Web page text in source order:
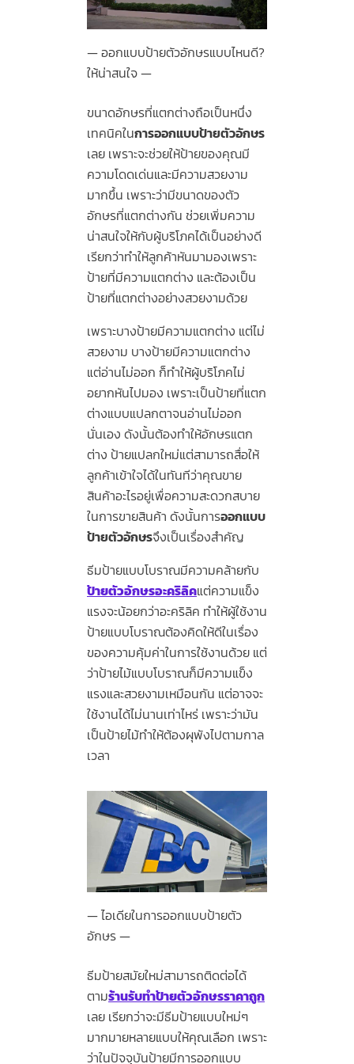
ออกแบบป้ายตัวอักษรแบบไหนดี?
ให้น่าสนใจ
ขนาดอักษรที่แตกต่างถือเป็นหนึ่ง
เทคนิคในการออกแบบป้ายตัวอักษร
เลย เพราะจะช่วยให้ป้ายของคุณมี
ความโดดเด่นและมีความสวยงาม
มากขึ้น เพราะว่ามีขนาดของตัว
อักษรที่แตกต่างกัน ช่วยเพิ่มความ
น่าสนใจให้กับผู้บริโภคได้เป็นอย่างดี
เรียกว่าทำให้ลูกค้าหันมามองเพราะ
ป้ายที่มีความแตกต่าง และต้องเป็น
ป้ายที่แตกต่างอย่างสวยงามด้วย
เพราะบางป้ายมีความแตกต่าง แต่ไม่
สวยงาม บางป้ายมีความแตกต่าง
แต่อ่านไม่ออก ก็ทำให้ผู้บริโภคไม่
อยากหันไปมอง เพราะเป็นป้ายที่แตก
ต่างแบบแปลกตาจนอ่านไม่ออก
นั่นเอง ดังนั้นต้องทำให้อักษรแตก
ต่าง ป้ายแปลกใหม่แต่สามารถสื่อให้
ลูกค้าเข้าใจได้ในทันทีว่าคุณขาย
สินค้าอะไรอยู่เพื่อความสะดวกสบาย
ในการขายสินค้า ดังนั้นการออกแบบ
ป้ายตัวอักษรจึงเป็นเรื่องสำคัญ
ธีมป้ายแบบโบราณมีความคล้ายกับ
ป้ายตัวอักษรอะคริลิคแต่ความแข็ง
แรงจะน้อยกว่าอะคริลิค ทำให้ผู้ใช้งาน
ป้ายแบบโบราณต้องคิดให้ดีในเรื่อง
ของความคุ้มค่าในการใช้งานด้วย แต่
ว่าป้ายไม้แบบโบราณก็มีความแข็ง
แรงและสวยงามเหมือนกัน แต่อาจจะ
ใช้งานได้ไม่นานเท่าไหร่ เพราะว่ามัน
เป็นป้ายไม้ทำให้ต้องผุพังไปตามกาล
เวลา
ไอเดียในการออกแบบป้ายตัว
อักษร
ธีมป้ายสมัยใหม่สามารถติดต่อได้
ตามร้านรับทําป้ายตัวอักษรราคาถูก
เลย เรียกว่าจะมีธีมป้ายแบบใหม่ๆ
มากมายหลายแบบให้คุณเลือก เพราะ
ว่าในปัจจุบันป้ายมีการออกแบบ